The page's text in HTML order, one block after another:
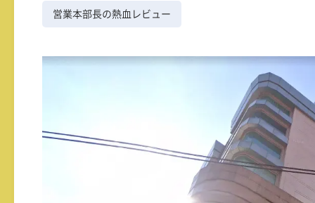
営業本部長の熱血レビュー